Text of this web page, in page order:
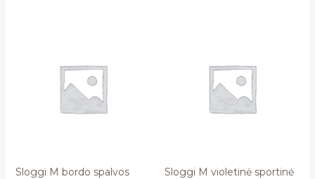
Sloggi M bordo spalvos
Sloggi M violetinė sportinė